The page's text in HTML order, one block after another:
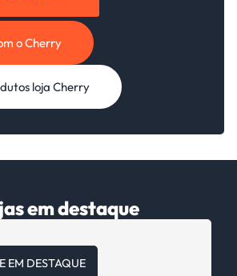
o Cherry
loja Cherry
em destaque
EM DESTAQUE